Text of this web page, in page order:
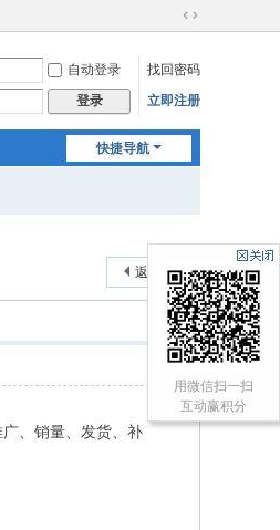
切
到
宽
自动登录
找回密码
登录 立即注册
快捷导航
返回列表
、销量、发货、补
用微信扫一扫
互动赢积分